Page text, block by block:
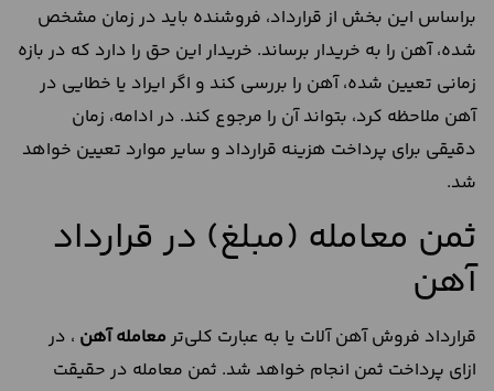
براساس این بخش از قرارداد، فروشنده باید در زمان مشخص
شده، آهن را به خریدار برساند. خریدار این حق را دارد که در بازه
زمانی تعیین شده، آهن را بررسی کند و اگر ایراد یا خطایی در
آهن ملاحظه کرد، بتواند آن را مرجوع کند. در ادامه، زمان
دقیقی برای پرداخت هزینه قرارداد و سایر موارد تعیین خواهد
شد.
ثمن معامله (مبلغ) در قرارداد
آهن
قرارداد فروش آهن آلات یا به عبارت کلی‌تر معامله آهن ، در
ازای پرداخت ثمن انجام خواهد شد. ثمن معامله در حقیقت